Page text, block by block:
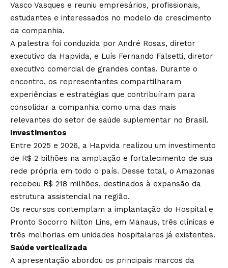
Vasco Vasques e reuniu empresários, profissionais,
estudantes e interessados no modelo de crescimento
da companhia.
A palestra foi conduzida por André Rosas, diretor
executivo da Hapvida, e Luís Fernando Falsetti, diretor
executivo comercial de grandes contas. Durante o
encontro, os representantes compartilharam
experiências e estratégias que contribuíram para
consolidar a companhia como uma das mais
relevantes do setor de saúde suplementar no Brasil.
Investimentos
Entre 2025 e 2026, a Hapvida realizou um investimento
de R$ 2 bilhões na ampliação e fortalecimento de sua
rede própria em todo o país. Desse total, o Amazonas
recebeu R$ 218 milhões, destinados à expansão da
estrutura assistencial na região.
Os recursos contemplam a implantação do Hospital e
Pronto Socorro Nilton Lins, em Manaus, três clínicas e
três melhorias em unidades hospitalares já existentes.
Saúde verticalizada
A apresentação abordou os principais marcos da